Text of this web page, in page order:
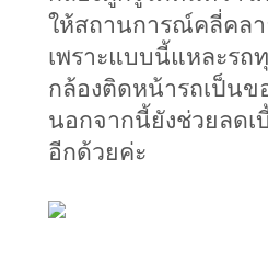
ให้สถานการณ์คลี่คล
เพราะแบบนี้แหละรถ
กล้องติดหน้ารถเป็นข
นอกจากนี้ยังช่วยลดเ
อีกด้วยค่ะ